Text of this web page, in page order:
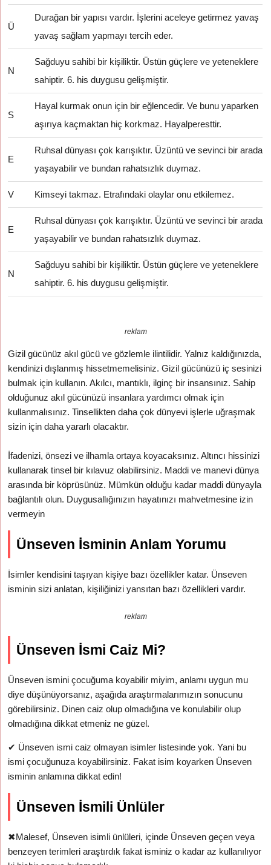
Ü
Durağan bir yapısı vardır. İşlerini aceleye getirmez yavaş
yavaş sağlam yapmayı tercih eder.
N
Sağduyu sahibi bir kişiliktir. Üstün güçlere ve yeteneklere
sahiptir. 6. his duygusu gelişmiştir.
S
Hayal kurmak onun için bir eğlencedir. Ve bunu yaparken
aşırıya kaçmaktan hiç korkmaz. Hayalperesttir.
E
Ruhsal dünyası çok karışıktır. Üzüntü ve sevinci bir arada
yaşayabilir ve bundan rahatsızlık duymaz.
V Kimseyi takmaz. Etrafındaki olaylar onu etkilemez.
E
Ruhsal dünyası çok karışıktır. Üzüntü ve sevinci bir arada
yaşayabilir ve bundan rahatsızlık duymaz.
N
Sağduyu sahibi bir kişiliktir. Üstün güçlere ve yeteneklere
sahiptir. 6. his duygusu gelişmiştir.
reklam
Gizil gücünüz akıl gücü ve gözlemle ilintilidir. Yalnız kaldığınızda,
kendinizi dışlanmış hissetmemelisiniz. Gizil gücünüzü iç sesinizi
bulmak için kullanın. Akılcı, mantıklı, ilginç bir insansınız. Sahip
olduğunuz akıl gücünüzü insanlara yardımcı olmak için
kullanmalısınız. Tinsellikten daha çok dünyevi işlerle uğraşmak
sizin için daha yararlı olacaktır.
İfadenizi, önsezi ve ilhamla ortaya koyacaksınız. Altıncı hissinizi
kullanarak tinsel bir kılavuz olabilirsiniz. Maddi ve manevi dünya
arasında bir köprüsünüz. Mümkün olduğu kadar maddi dünyayla
bağlantılı olun. Duygusallığınızın hayatınızı mahvetmesine izin
vermeyin
Ünseven İsminin Anlam Yorumu
İsimler kendisini taşıyan kişiye bazı özellikler katar. Ünseven
isminin sizi anlatan, kişiliğinizi yansıtan bazı özellikleri vardır.
reklam
Ünseven İsmi Caiz Mi?
Ünseven ismini çocuğuma koyabilir miyim, anlamı uygun mu
diye düşünüyorsanız, aşağıda araştırmalarımızın sonucunu
görebilirsiniz. Dinen caiz olup olmadığına ve konulabilir olup
olmadığına dikkat etmeniz ne güzel.
✔ Ünseven ismi caiz olmayan isimler listesinde yok. Yani bu
ismi çocuğunuza koyabilirsiniz. Fakat isim koyarken Ünseven
isminin anlamına dikkat edin!
Ünseven İsmili Ünlüler
✖Malesef, Ünseven isimli ünlüleri, içinde Ünseven geçen veya
benzeyen terimleri araştırdık fakat isminiz o kadar az kullanılıyor